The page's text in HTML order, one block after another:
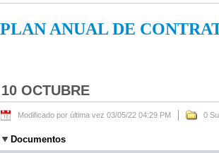
PLAN ANUAL DE
10 OCTUBRE
Modificado por última vez 03/05/22 04:29 PM 0
Documentos